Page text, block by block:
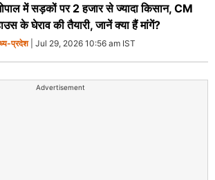
में सड़कों पर 2 हजार से ज्यादा किसान, CM
के घेराव की तैयारी, जानें क्या हैं मांगें?
प्रदेश| Jul 29, 2026 10:56 am IST
Advertisement